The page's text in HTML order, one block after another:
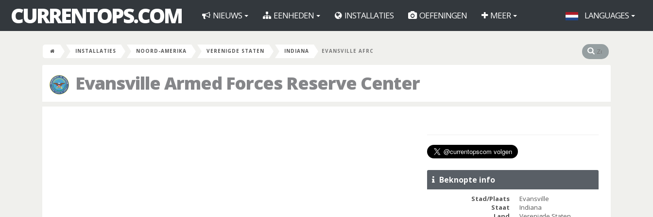
CURRENTOPS.COM NIEUWS EENHEDEN INSTALLATIES OEFENINGEN MEER LANGUAGES
INSTALLATIES NOORD-AMERIKA VERENIGDE STATEN INDIANA EVANSVILLE AFRC
Evansville Armed Forces Reserve Center
Beknopte info
Stad/Plaats
Evansville
Staat
Indiana